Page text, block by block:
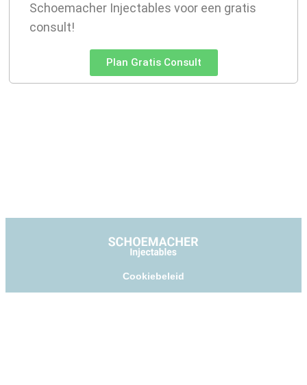
Schoemacher Injectables voor een gratis
consult!
Plan Gratis Consult
Cookiebeleid